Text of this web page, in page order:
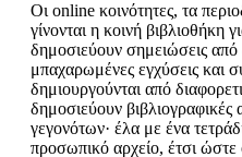
Οι online κοινότητες, τα
γίνονται η κοινή βιβλιοθήκη
δημοσιεύουν σημειώσεις από
μπαχαρωμένες εγχύσεις και
δημιουργούνται από
δημοσιεύουν
γεγονότων· έλα με ένα
προσωπικό αρχείο, έτσι